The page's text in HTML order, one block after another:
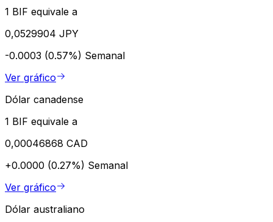
1 BIF equivale a
0,0529904 JPY
-0.0003 (0.57%) Semanal
Ver gráfico
Dólar canadense
1 BIF equivale a
0,00046868 CAD
+0.0000 (0.27%) Semanal
Ver gráfico
Dólar australiano